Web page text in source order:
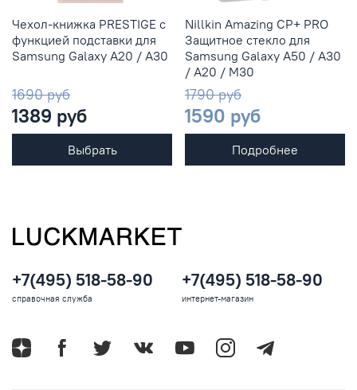
Чехол-книжка PRESTIGE с
функцией подставки для
Samsung Galaxy A20 / A30
1690 руб
1389 руб
Выбрать
Nillkin Amazing CP+ PRO
Защитное стекло для
Samsung Galaxy A50 / A30
/ A20 / M30
1790 руб
1590 руб
Подробнее
+7(495) 518-58-90
справочная служба
+7(495) 518-58-90
интернет-магазин